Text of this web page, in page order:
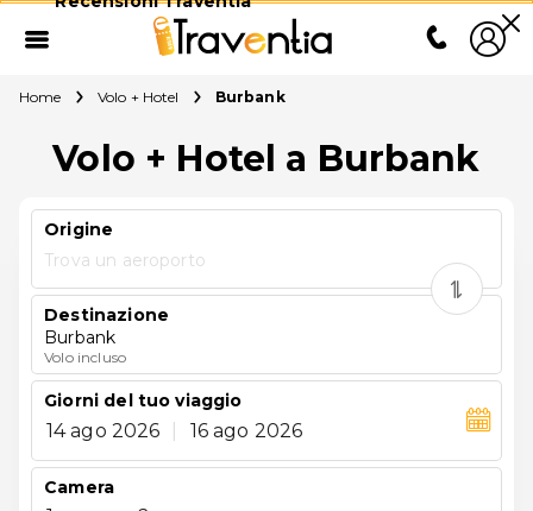
Home Volo + Hotel Burbank
Volo + Hotel a Burbank
Origine
Trova un aeroporto
Destinazione
Burbank
Volo incluso
Giorni del tuo viaggio
14 ago 2026 16 ago 2026
Camera